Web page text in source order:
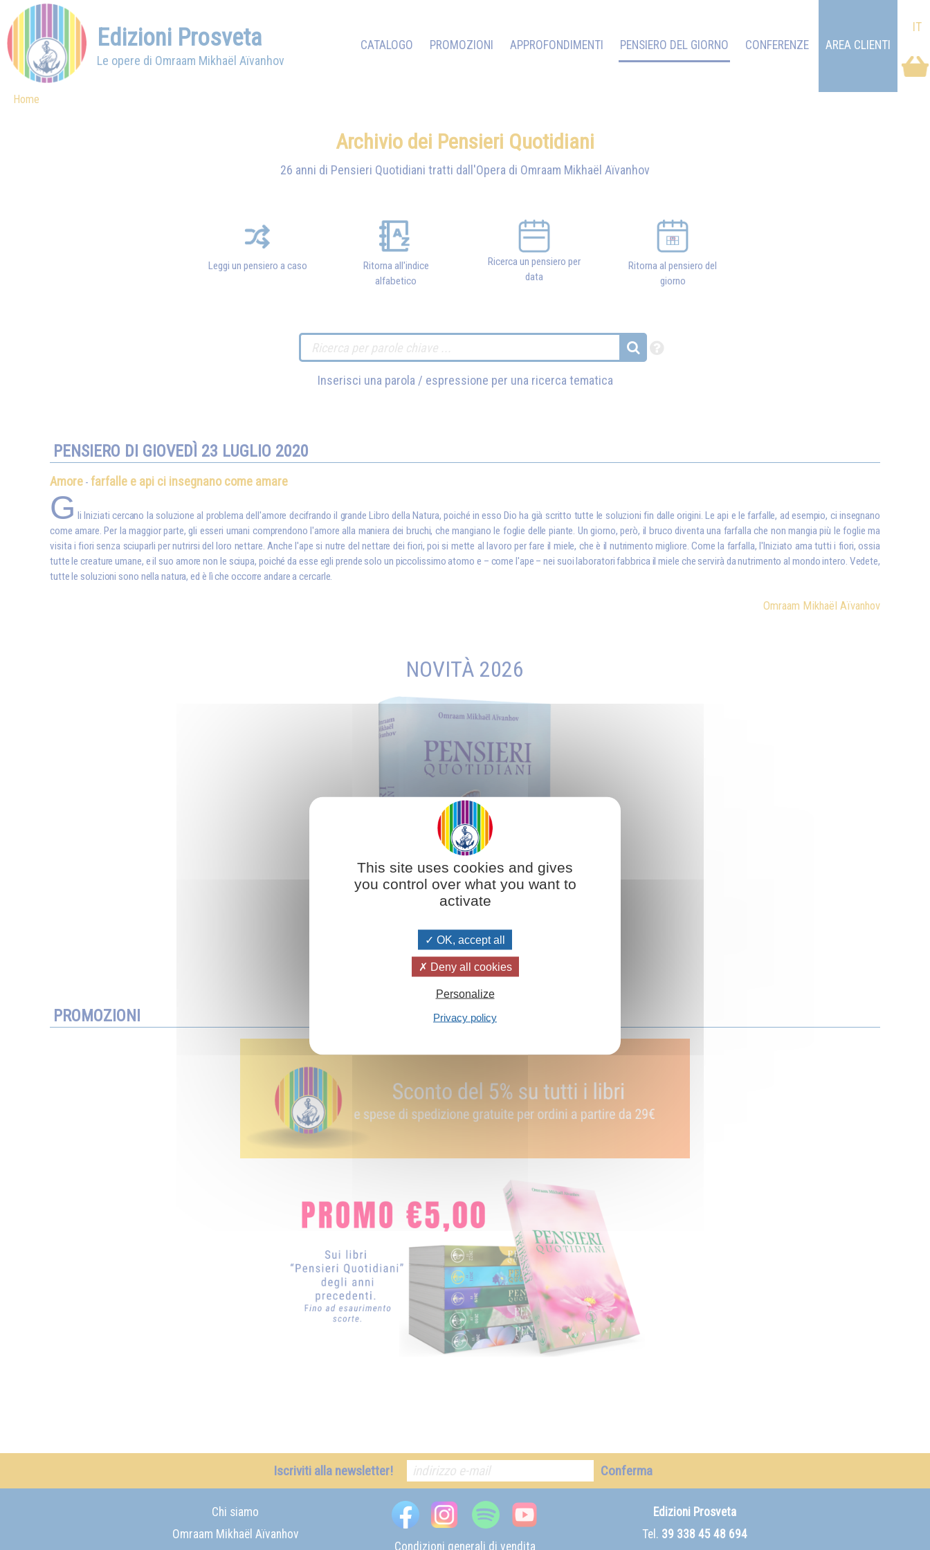
Edizioni Prosveta
Le opere di Omraam Mikhaël Aïvanhov
CATALOGO PROMOZIONI APPROFONDIMENTI PENSIERO DEL GIORNO CONFERENZE AREA CLIENTI
IT
Home
Archivio dei Pensieri Quotidiani
26 anni di Pensieri Quotidiani tratti dall'Opera di Omraam Mikhaël Aïvanhov
Leggi un pensiero a caso
Ritorna all'indice
alfabetico
Ricerca un pensiero per
data
Ritorna al pensiero del
giorno
Inserisci una parola / espressione per una ricerca tematica
PENSIERO DI GIOVEDÌ 23 LUGLIO 2020
Amore - farfalle e api ci insegnano come amare
G li Iniziati cercano la soluzione al problema dell'amore decifrando il grande Libro della Natura, poiché in esso Dio ha già scritto tutte le soluzioni fin dalle origini. Le api e le farfalle, ad esempio, ci insegnano
come amare. Per la maggior parte, gli esseri umani comprendono l'amore alla maniera dei bruchi, che mangiano le foglie delle piante. Un giorno, però, il bruco diventa una farfalla che non mangia più le foglie ma
visita i fiori senza sciuparli per nutrirsi del loro nettare. Anche l'ape si nutre del nettare dei fiori, poi si mette al lavoro per fare il miele, che è il nutrimento migliore. Come la farfalla, l'Iniziato ama tutti i fiori, ossia
tutte le creature umane, e il suo amore non le sciupa, poiché da esse egli prende solo un piccolissimo atomo e – come l'ape – nei suoi laboratori fabbrica il miele che servirà da nutrimento al mondo intero. Vedete,
tutte le soluzioni sono nella natura, ed è lì che occorre andare a cercarle.
Omraam Mikhaël Aïvanhov
NOVITÀ 2026
Aggiungi al carrello
PROMOZIONI
Iscriviti alla newsletter! Conferma
Chi siamo
Omraam Mikhaël Aïvanhov
Condizioni generali di vendita
Edizioni Prosveta
Tel. 39 338 45 48 694
This site uses cookies and gives
you control over what you want to
activate
OK, accept all
Deny all cookies
Personalize
Privacy policy